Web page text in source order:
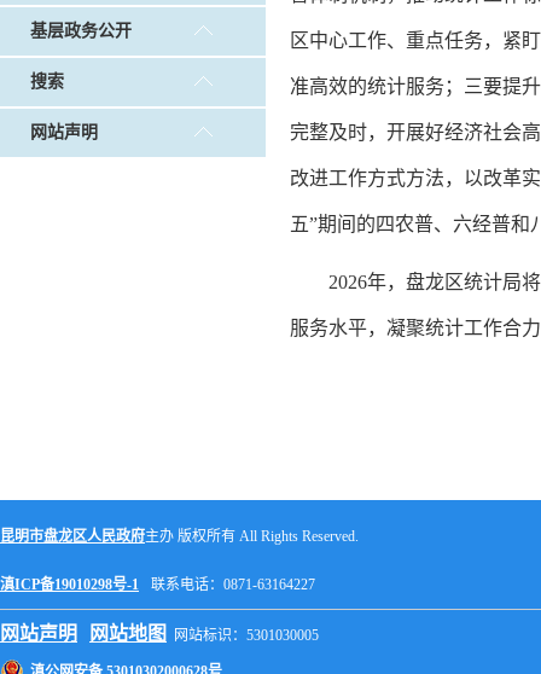
基层政务公开
搜索
网站声明
区中心工作、重点任务，紧
准高效的统计服务；三要提
完整及时，开展好经济社会
改进工作方式方法，以改革
五”期间的四农普、六经普
2026年，盘龙区统计局
服务水平，凝聚统计工作合
昆明市盘龙区人民政府主办 版权所有 All Rights Reserved.
滇ICP备19010298号-1 联系电话：0871-63164227
网站声明 网站地图 网站标识：5301030005